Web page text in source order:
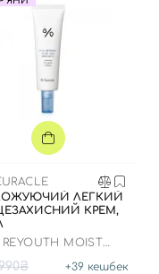
ЛЕГКИЙ
КРЕМ,
REYOUTH MOIST
+39 кешбек